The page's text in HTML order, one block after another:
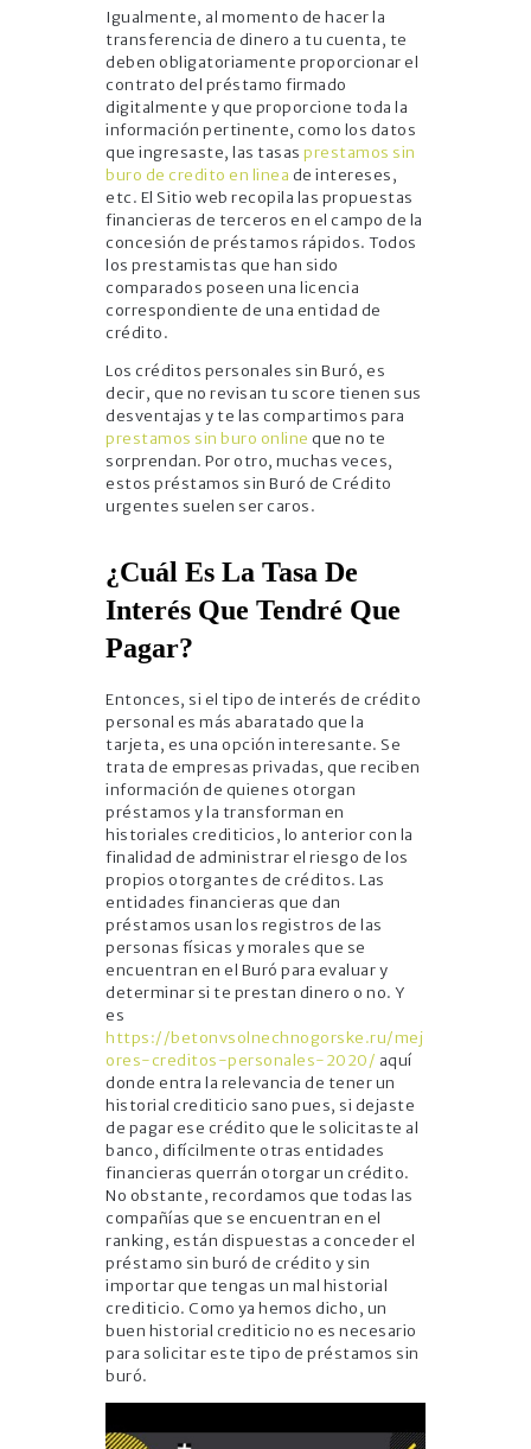
Igualmente, al momento de hacer la
transferencia de dinero a tu cuenta, te
deben obligatoriamente proporcionar el
contrato del préstamo firmado
digitalmente y que proporcione toda la
información pertinente, como los datos
que ingresaste, las tasas prestamos sin
buro de credito en linea de intereses,
etc. El Sitio web recopila las propuestas
financieras de terceros en el campo de la
concesión de préstamos rápidos. Todos
los prestamistas que han sido
comparados poseen una licencia
correspondiente de una entidad de
crédito.
Los créditos personales sin Buró, es
decir, que no revisan tu score tienen sus
desventajas y te las compartimos para
prestamos sin buro online que no te
sorprendan. Por otro, muchas veces,
estos préstamos sin Buró de Crédito
urgentes suelen ser caros.
¿Cuál Es La Tasa De
Interés Que Tendré Que
Pagar?
Entonces, si el tipo de interés de crédito
personal es más abaratado que la
tarjeta, es una opción interesante. Se
trata de empresas privadas, que reciben
información de quienes otorgan
préstamos y la transforman en
historiales crediticios, lo anterior con la
finalidad de administrar el riesgo de los
propios otorgantes de créditos. Las
entidades financieras que dan
préstamos usan los registros de las
personas físicas y morales que se
encuentran en el Buró para evaluar y
determinar si te prestan dinero o no. Y
es
https://betonvsolnechnogorske.ru/mej
ores-creditos-personales-2020/ aquí
donde entra la relevancia de tener un
historial crediticio sano pues, si dejaste
de pagar ese crédito que le solicitaste al
banco, difícilmente otras entidades
financieras querrán otorgar un crédito.
No obstante, recordamos que todas las
compañías que se encuentran en el
ranking, están dispuestas a conceder el
préstamo sin buró de crédito y sin
importar que tengas un mal historial
crediticio. Como ya hemos dicho, un
buen historial crediticio no es necesario
para solicitar este tipo de préstamos sin
buró.